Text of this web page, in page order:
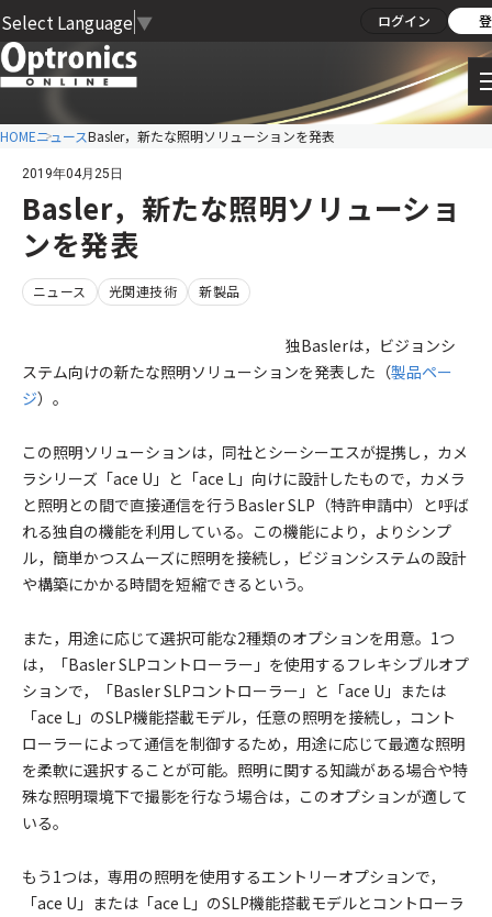
Select Language ▼ ログイン
HOMEニュースBasler，新たな照明ソリューションを発表
2019年04月25日
Basler，新たな照明ソリューショ
ンを発表
ニュース 光関連技術 新製品
独Baslerは，ビジョンシ
ステム向けの新たな照明ソリューションを発表した（製品ペー
ジ）。
この照明ソリューションは，同社とシーシーエスが提携し，カメ
ラシリーズ「ace U」と「ace L」向けに設計したもので，カメラ
と照明との間で直接通信を行うBasler SLP（特許申請中）と呼ば
れる独自の機能を利用している。この機能により，よりシンプ
ル，簡単かつスムーズに照明を接続し，ビジョンシステムの設計
や構築にかかる時間を短縮できるという。
また，用途に応じて選択可能な2種類のオプションを用意。1つ
は，「Basler SLPコントローラー」を使用するフレキシブルオプ
ションで，「Basler SLPコントローラー」と「ace U」または
「ace L」のSLP機能搭載モデル，任意の照明を接続し，コント
ローラーによって通信を制御するため，用途に応じて最適な照明
を柔軟に選択することが可能。照明に関する知識がある場合や特
殊な照明環境下で撮影を行なう場合は，このオプションが適して
いる。
もう1つは，専用の照明を使用するエントリーオプションで，
「ace U」または「ace L」のSLP機能搭載モデルとコントローラ